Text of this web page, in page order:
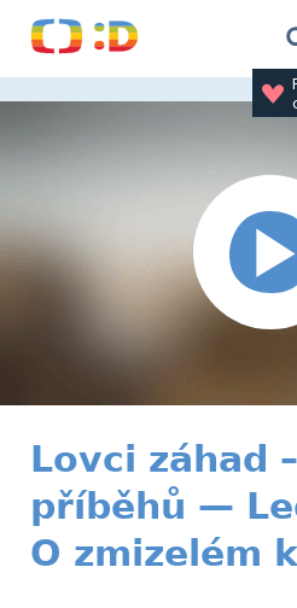
Lovci záhad
příběhů —
O zmizelém